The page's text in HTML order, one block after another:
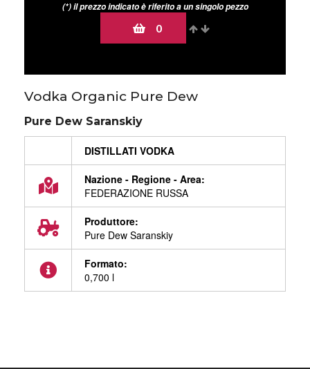
(*) il prezzo indicato è riferito a un singolo pezzo
0
Vodka Organic Pure Dew
Pure Dew Saranskiy
DISTILLATI VODKA
Nazione - Regione - Area:
FEDERAZIONE RUSSA
Produttore:
Pure Dew Saranskiy
Formato:
0,700 l